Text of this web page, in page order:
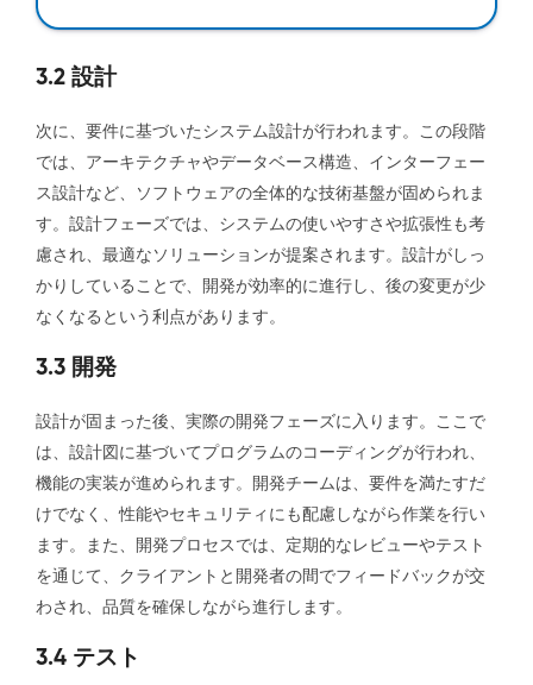
3.2 設計
次に、要件に基づいたシステム設計が行われます。この段階
では、アーキテクチャやデータベース構造、インターフェー
ス設計など、ソフトウェアの全体的な技術基盤が固められま
す。設計フェーズでは、システムの使いやすさや拡張性も考
慮され、最適なソリューションが提案されます。設計がしっ
かりしていることで、開発が効率的に進行し、後の変更が少
なくなるという利点があります。
3.3 開発
設計が固まった後、実際の開発フェーズに入ります。ここで
は、設計図に基づいてプログラムのコーディングが行われ、
機能の実装が進められます。開発チームは、要件を満たすだ
けでなく、性能やセキュリティにも配慮しながら作業を行い
ます。また、開発プロセスでは、定期的なレビューやテスト
を通じて、クライアントと開発者の間でフィードバックが交
わされ、品質を確保しながら進行します。
3.4 テスト